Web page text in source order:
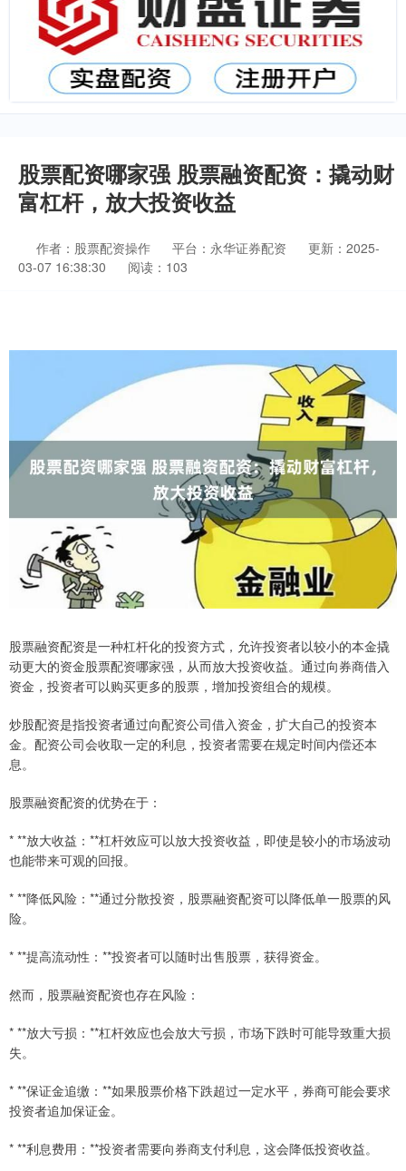
股票配资哪家强 股票融资配资：撬动财
富杠杆，放大投资收益
作者：股票配资操作 平台：永华证券配资
更新：2025-
03-07 16:38:30
阅读：103
股票融资配资是一种杠杆化的投资方式，允许投资者以较小的本金撬
动更大的资金股票配资哪家强，从而放大投资收益。通过向券商借入
资金，投资者可以购买更多的股票，增加投资组合的规模。
炒股配资是指投资者通过向配资公司借入资金，扩大自己的投资本
金。配资公司会收取一定的利息，投资者需要在规定时间内偿还本
息。
股票融资配资的优势在于：
* **放大收益：**杠杆效应可以放大投资收益，即使是较小的市场波动
也能带来可观的回报。
* **降低风险：**通过分散投资，股票融资配资可以降低单一股票的风
险。
* **提高流动性：**投资者可以随时出售股票，获得资金。
然而，股票融资配资也存在风险：
* **放大亏损：**杠杆效应也会放大亏损，市场下跌时可能导致重大损
失。
* **保证金追缴：**如果股票价格下跌超过一定水平，券商可能会要求
投资者追加保证金。
* **利息费用：**投资者需要向券商支付利息，这会降低投资收益。